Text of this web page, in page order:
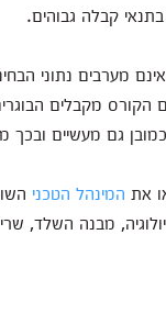
קבלה גבוהים.
מערבים נתוני
הקורס מקבלים
גם מעשיים ובכך
את המינהל הטכני
מבנה השלד,